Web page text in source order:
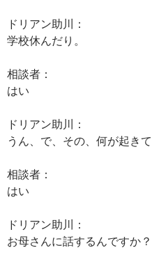
ドリアン助川：
学校休んだり。
相談者：
はい
ドリアン助川：
うん、で、その、何が起き
相談者：
はい
ドリアン助川：
お母さんに話するんですか？